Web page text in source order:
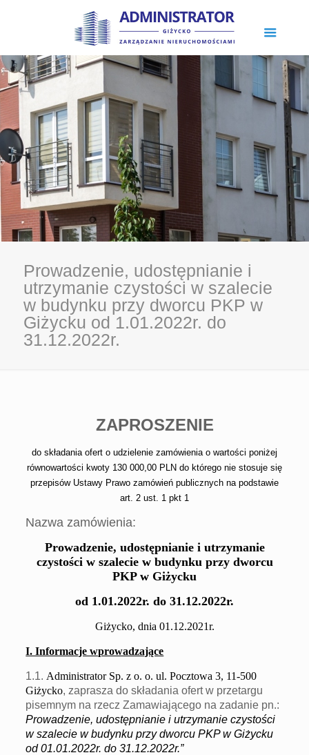
Prowadzenie, udostępnianie i
utrzymanie czystości w szalecie
w budynku przy dworcu PKP w
Giżycku od 1.01.2022r. do
31.12.2022r.
ZAPROSZENIE
do składania ofert o udzielenie zamówienia o wartości poniżej
równowartości kwoty 130 000,00 PLN do którego nie stosuje się
przepisów Ustawy Prawo zamówień publicznych na podstawie
art. 2 ust. 1 pkt 1
Nazwa zamówienia:
Prowadzenie, udostępnianie i utrzymanie
czystości w szalecie w budynku przy dworcu
PKP w Giżycku
od 1.01.2022r. do 31.12.2022r.
Giżycko, dnia 01.12.2021r.
I. Informacje wprowadzające
1.1. Administrator Sp. z o. o. ul. Pocztowa 3, 11-500
Giżycko, zaprasza do składania ofert w przetargu
pisemnym na rzecz Zamawiającego na zadanie pn.:
Prowadzenie, udostępnianie i utrzymanie czystości
w szalecie w budynku przy dworcu PKPw Giżycku
od 01.01.2022r. do 31.12.2022r.”